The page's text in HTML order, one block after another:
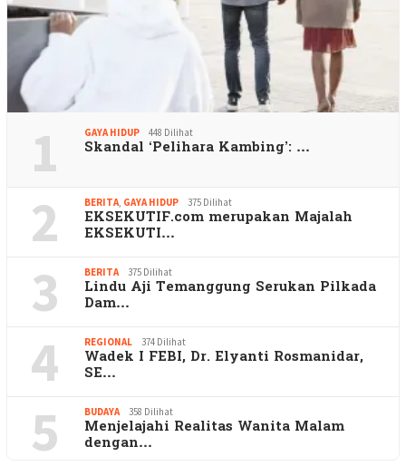
1 GAYA HIDUP 448 Dilihat
Skandal ‘Pelihara Kambing’: …
2 BERITA, GAYA HIDUP 375 Dilihat
EKSEKUTIF.com merupakan Majalah
EKSEKUTI…
3 BERITA 375 Dilihat
Lindu Aji Temanggung Serukan Pilkada
Dam…
4 REGIONAL 374 Dilihat
Wadek I FEBI, Dr. Elyanti Rosmanidar,
SE…
5 BUDAYA 358 Dilihat
Menjelajahi Realitas Wanita Malam
dengan…